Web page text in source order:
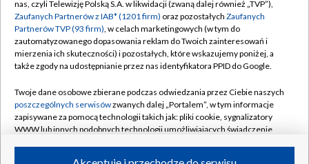
Emisja w TVP
Centrum informacji TVP
Naziemna Telewizja Cyfrowa
Rada Programowa
System NOS
Informacje o nadawcy
Polityka prywatności
Moje zgody
Pomoc
Kontakt
Kanały
nas, czyli Telewizję Polską S.A. w likwidacji (zwaną dalej również „TVP”),
Zaufanych Partnerów z IAB* (1201 firm) oraz pozostałych Zaufanych
Partnerów TVP (93 firm), w celach marketingowych (w tym do
zautomatyzowanego dopasowania reklam do Twoich zainteresowań i
mierzenia ich skuteczności) i pozostałych, które wskazujemy poniżej, a
także zgody na udostępnianie przez nas identyfikatora PPID do Google.
Twoje dane osobowe zbierane podczas odwiedzania przez Ciebie naszych
poszczególnych serwisówzwanych dalej „Portalem”, w tym informacje
zapisywane za pomocą technologii takich jak: pliki cookie, sygnalizatory
WWW lub innych podobnych technologii umożliwiających świadczenie